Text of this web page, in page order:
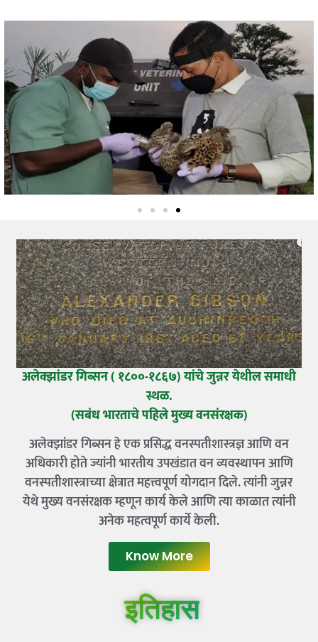
अलेक्झांडर गिब्सन ( १८००-१८६७) यांचे जुन्नर येथील समाधी
स्थळ.
(सबंध भारताचे पहिले मुख्य वनसंरक्षक)
अलेक्झांडर गिब्सन हे एक प्रसिद्ध वनस्पतीशास्त्रज्ञ आणि वन
अधिकारी होते ज्यांनी भारतीय उपखंडात वन व्यवस्थापन आणि
वनस्पतीशास्त्राच्या क्षेत्रात महत्त्वपूर्ण योगदान दिले. त्यांनी जुन्नर
येथे मुख्य वनसंरक्षक म्हणून कार्य केले आणि त्या काळात त्यांनी
अनेक महत्वपूर्ण कार्ये केली.
Know More
इतिहास